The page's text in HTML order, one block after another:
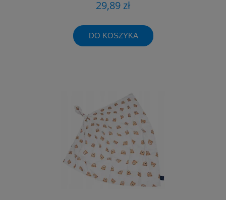
29,89 zł
DO KOSZYKA